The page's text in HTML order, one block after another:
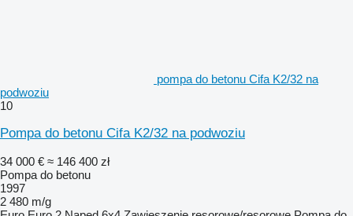
pompa do betonu Cifa K2/32 na
podwoziu
10
Pompa do betonu Cifa K2/32 na podwoziu
34 000 € ≈ 146 400 zł
Pompa do betonu
1997
2 480 m/g